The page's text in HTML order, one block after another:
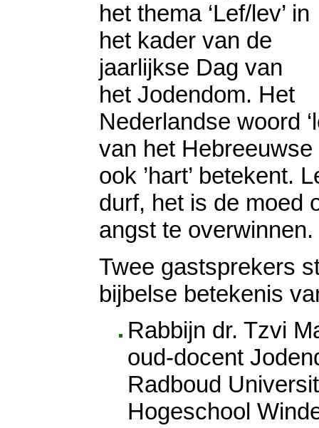
het thema ‘Lef/lev’ in
het kader van de
jaarlijkse Dag van
het Jodendom. Het
Nederlandse woord
van het Hebreeuwse
ook ’hart’ betekent.
durf, het is de moed
angst te overwinnen.
Twee gastsprekers
bijbelse betekenis
Rabbijn dr. Tzvi
oud-docent
Radboud
Hogeschool